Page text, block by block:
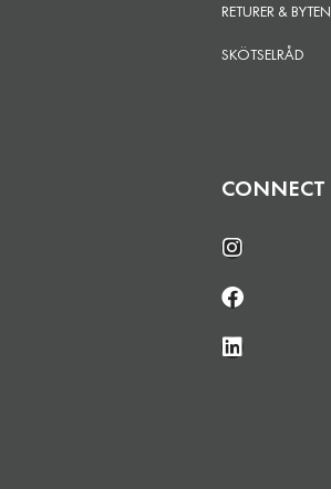
RETURER & BYTEN
SKÖTSELRÅD
CONNECT